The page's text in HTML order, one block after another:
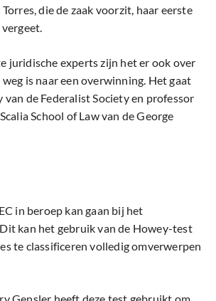
die de zaak voorzit, haar eerste
juridische experts zijn het er ook over
is naar een overwinning. Het gaat
van de Federalist Society en professor
School of Law van de George
in beroep kan gaan bij het
kan het gebruik van de Howey-test
te classificeren volledig omverwerpen